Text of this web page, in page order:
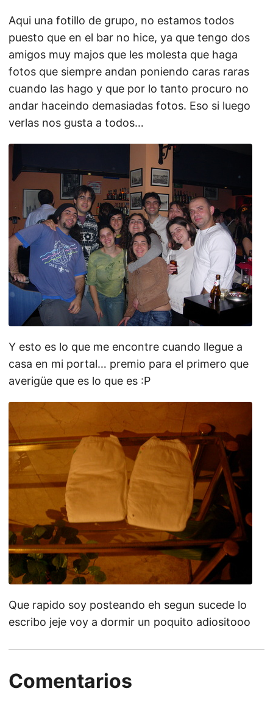
Aqui una fotillo de grupo, no estamos todos
puesto que en el bar no hice, ya que tengo dos
amigos muy majos que les molesta que haga
fotos que siempre andan poniendo caras raras
cuando las hago y que por lo tanto procuro no
andar haceindo demasiadas fotos. Eso si luego
verlas nos gusta a todos…
Y esto es lo que me encontre cuando llegue a
casa en mi portal… premio para el primero que
averigüe que es lo que es :P
Que rapido soy posteando eh segun sucede lo
escribo jeje voy a dormir un poquito adiositooo
Comentarios